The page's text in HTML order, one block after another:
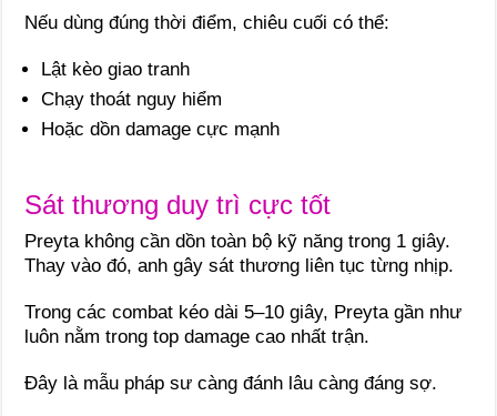
Nếu dùng đúng thời điểm, chiêu cuối có thể:
Lật kèo giao tranh
Chạy thoát nguy hiểm
Hoặc dồn damage cực mạnh
Sát thương duy trì cực tốt
Preyta không cần dồn toàn bộ kỹ năng trong 1 giây.
Thay vào đó, anh gây sát thương liên tục từng nhịp.
Trong các combat kéo dài 5–10 giây, Preyta gần như
luôn nằm trong top damage cao nhất trận.
Đây là mẫu pháp sư càng đánh lâu càng đáng sợ.